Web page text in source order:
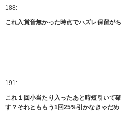
188:
これ入賞音無かった時点でハズレ保留が
191:
これ１回小当たり入ったあと時短引いて
す？それとももう1回25%引かなきゃだめ